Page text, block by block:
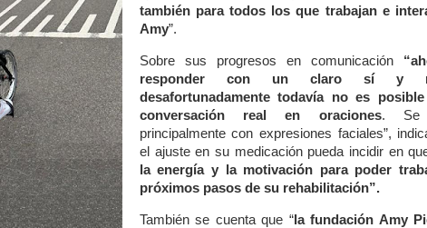
también para todos los que trabajan e
Amy”.
Sobre sus progresos en comunicación
responder con un claro sí y
desafortunadamente todavía no es
conversación real en oraciones. Se
principalmente con expresiones faciales”,
el ajuste en su medicación pueda incidir en
la energía y la motivación para poder
próximos pasos de su rehabilitación”.
También se cuenta que “la fundación Amy